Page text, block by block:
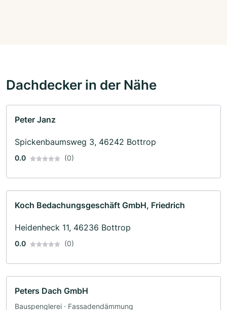
Dachdecker in der Nähe
Peter Janz
Spickenbaumsweg 3, 46242 Bottrop
0.0 (0)
Koch Bedachungsgeschäft GmbH, Friedrich
Heidenheck 11, 46236 Bottrop
0.0 (0)
Peters Dach GmbH
Bauspenglerei · Fassadendämmung